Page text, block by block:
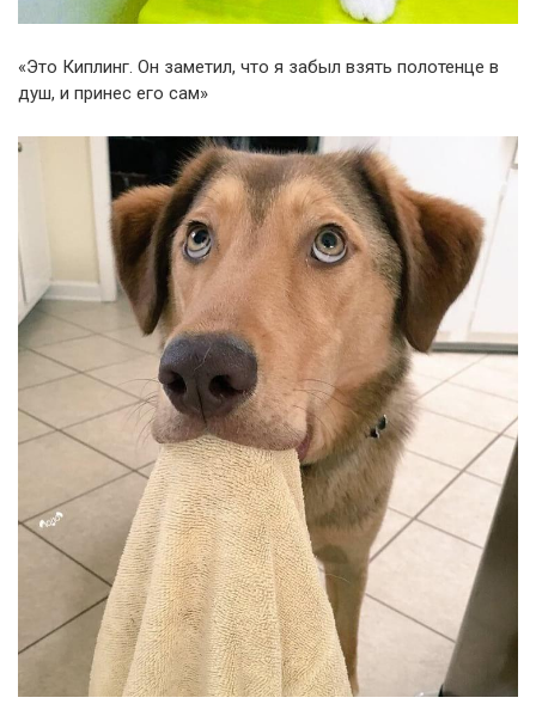
«Это Киплинг. Он заметил, что я забыл взять полотенце в
душ, и принес его сам»